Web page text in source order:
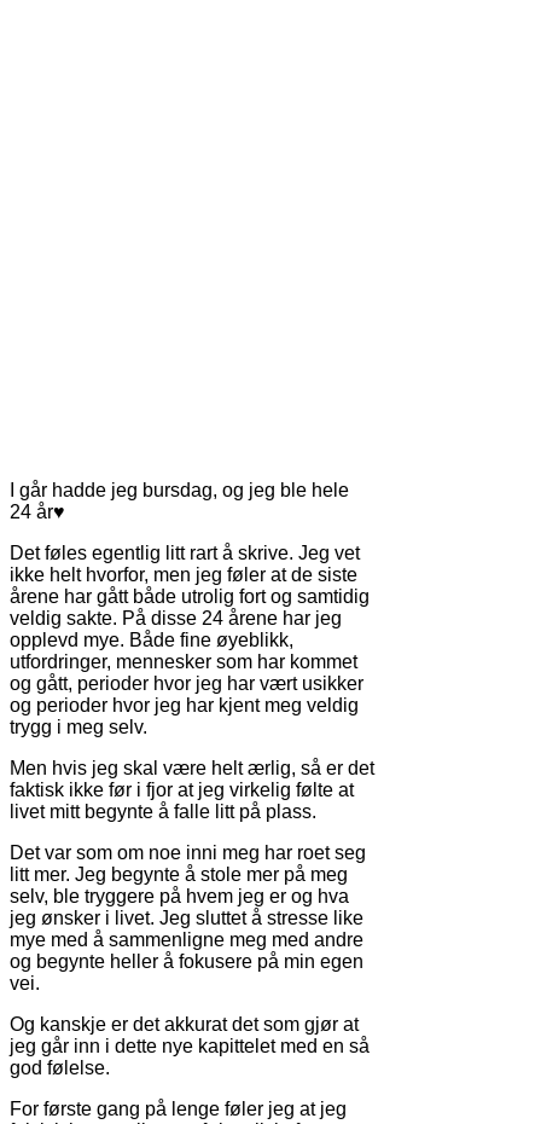
I går hadde jeg bursdag, og jeg ble hele
24 år♥
Det føles egentlig litt rart å skrive. Jeg vet
ikke helt hvorfor, men jeg føler at de siste
årene har gått både utrolig fort og samtidig
veldig sakte. På disse 24 årene har jeg
opplevd mye. Både fine øyeblikk,
utfordringer, mennesker som har kommet
og gått, perioder hvor jeg har vært usikker
og perioder hvor jeg har kjent meg veldig
trygg i meg selv.
Men hvis jeg skal være helt ærlig, så er det
faktisk ikke før i fjor at jeg virkelig følte at
livet mitt begynte å falle litt på plass.
Det var som om noe inni meg har roet seg
litt mer. Jeg begynte å stole mer på meg
selv, ble tryggere på hvem jeg er og hva
jeg ønsker i livet. Jeg sluttet å stresse like
mye med å sammenligne meg med andre
og begynte heller å fokusere på min egen
vei.
Og kanskje er det akkurat det som gjør at
jeg går inn i dette nye kapittelet med en så
god følelse.
For første gang på lenge føler jeg at jeg